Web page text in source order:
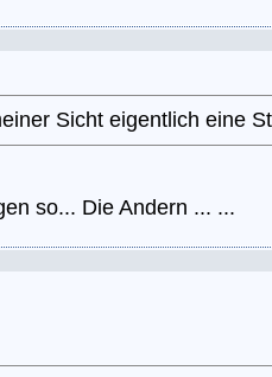
Sicht eigentlich eine
so... Die Andern ... ...